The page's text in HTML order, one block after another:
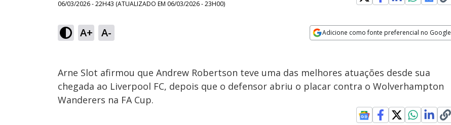
06/03/2026 - 22H43 (ATUALIZADO EM 06/03/2026 - 23H00)
A+ A- Adicione como fonte preferencial no Google
Arne Slot afirmou que Andrew Robertson teve uma das melhores atuações desde sua
chegada ao Liverpool FC, depois que o defensor abriu o placar contra o Wolverhampton
Wanderers na FA Cup.